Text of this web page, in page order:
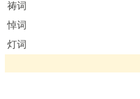
祷词
悼词
灯词